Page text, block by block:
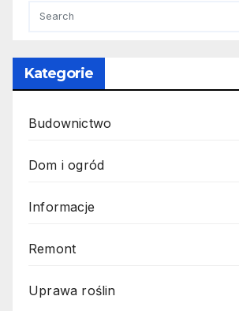
Kategorie
Budownictwo
Dom i ogród
Informacje
Remont
Uprawa roślin